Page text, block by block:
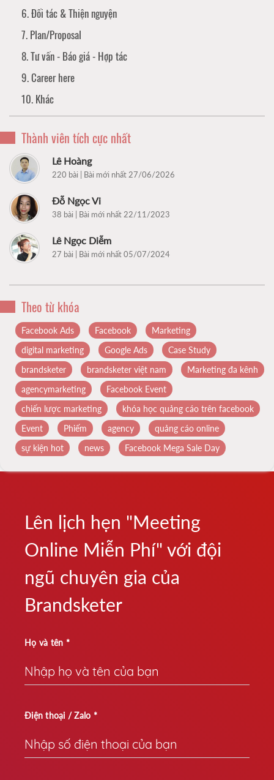
6. Đối tác & Thiện nguyện
7. Plan/Proposal
8. Tư vấn - Báo giá - Hợp tác
9. Career here
10. Khác
Thành viên tích cực nhất
Lê Hoàng
220 bài | Bài mới nhất 27/06/2026
Đỗ Ngọc Vi
38 bài | Bài mới nhất 22/11/2023
Lê Ngọc Diễm
27 bài | Bài mới nhất 05/07/2024
Theo từ khóa
Facebook Ads Facebook
Marketing
digital marketing
Google Ads
Case Study
brandsketer
brandsketer việt nam
Marketing đa kênh
agencymarketing
Facebook Event
chiến lược marketing
khóa học quảng cáo trên facebook
Event
Phiếm agency
quảng cáo online
sự kiện hot
news Facebook Mega Sale Day
Lên lịch hẹn "Meeting
Online Miễn Phí" với đội
ngũ chuyên gia của
Brandsketer
Họ và tên *
Điện thoại / Zalo *